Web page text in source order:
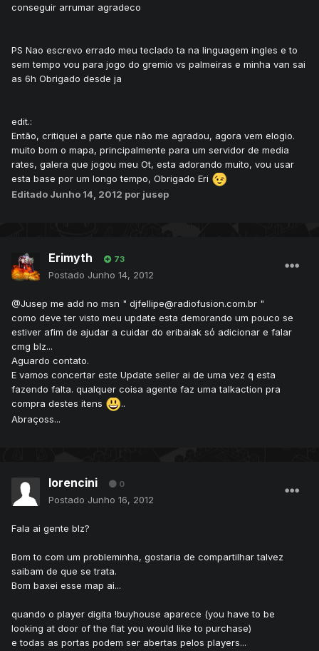
conseguir arrumar agradeco
PS Nao escrevo errado meu teclado ta na linguagem ingles e to
sem tempo vou para jogo do gremio vs palmeiras e minha van sai
as 6h Obrigado desde ja
edit.:
Então, critiquei a parte que não me agradou, agora vem elogio.
muito bom o mapa, principalmente para um servidor de media
rates, galera que jogou meu Ot, esta adorando muito, vou usar
esta base por um longo tempo, Obrigado Eri
Editado Junho 14, 2012 por jusep
Erimyth 73
Postado Junho 14, 2012
@Jusep me add no msn " djfellipe@radiofusion.com.br "
como deve ter visto meu update esta demorando um pouco se
estiver afim de ajudar a cuidar do eribaiak só adicionar e falar
cmg blz...
Aguardo contato.
E vamos concertar este Update seller ai de uma vez q esta
fazendo falta. qualquer coisa agente faz uma talkaction pra
compra destes itens
..
Abraçoss...
lorencini 0
Postado Junho 16, 2012
Fala ai gente blz?
Bom to com um probleminha, gostaria de compartilhar talvez
saibam de que se trata.
Bom baxei esse map ai...
quando o player digita !buyhouse aparece (you have to be
looking at door of the flat you would like to purchase)
e todas as portas podem ser abertas pelos players...